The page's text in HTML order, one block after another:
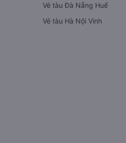
Vé tàu Đà Nẵng Huế
Vé tàu Hà Nội Vinh